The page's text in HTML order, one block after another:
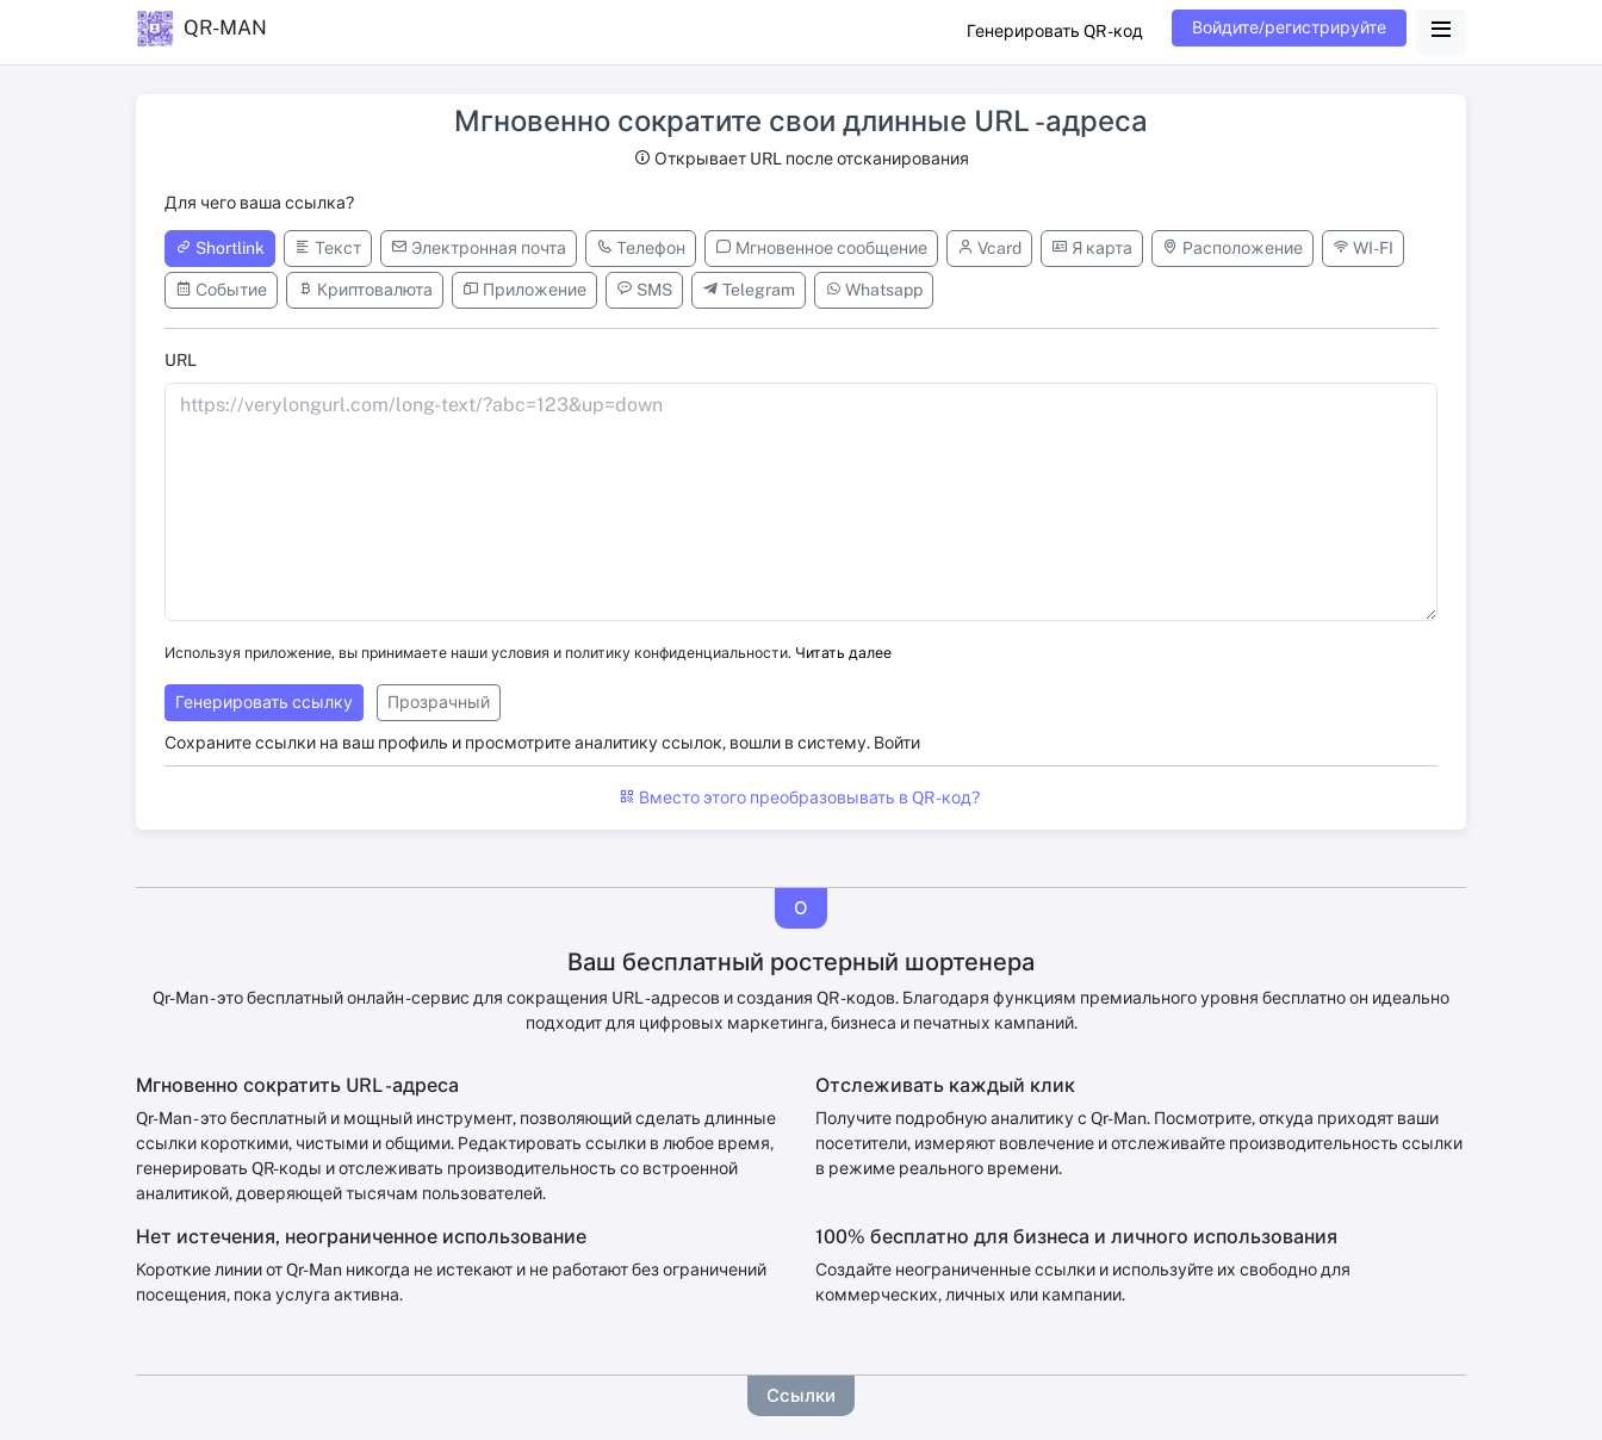
QR-MAN Генерировать QR -код Войдите/регистрируйте
Мгновенно сократите свои длинные URL -адреса
Открывает URL после отсканирования
Для чего ваша ссылка?
Shortlink Текст Электронная почта Телефон Мгновенное сообщение Vcard Я карта Расположение WI-FI
Событие Криптовалюта Приложение SMS Telegram Whatsapp
URL
Используя приложение, вы принимаете наши условия и политику конфиденциальности. Читать далее
Генерировать ссылку Прозрачный
Сохраните ссылки на ваш профиль и просмотрите аналитику ссылок, вошли в систему. Войти
Вместо этого преобразовывать в QR -код?
О
Ваш бесплатный ростерный шортенера
Qr-Man - это бесплатный онлайн -сервис для сокращения URL -адресов и создания QR -кодов. Благодаря функциям премиального уровня бесплатно он идеально
подходит для цифровых маркетинга, бизнеса и печатных кампаний.
Мгновенно сократить URL -адреса
Qr-Man - это бесплатный и мощный инструмент, позволяющий сделать длинные
ссылки короткими, чистыми и общими. Редактировать ссылки в любое время,
генерировать QR-коды и отслеживать производительность со встроенной
аналитикой, доверяющей тысячам пользователей.
Отслеживать каждый клик
Получите подробную аналитику с Qr-Man. Посмотрите, откуда приходят ваши
посетители, измеряют вовлечение и отслеживайте производительность ссылки
в режиме реального времени.
Нет истечения, неограниченное использование
Короткие линии от Qr-Man никогда не истекают и не работают без ограничений
посещения, пока услуга активна.
100% бесплатно для бизнеса и личного использования
Создайте неограниченные ссылки и используйте их свободно для
коммерческих, личных или кампании.
Ссылки